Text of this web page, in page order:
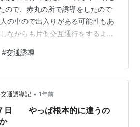
ので、赤丸の所で誘導をしたので
の車ので出入りがある可能性もあ
ながらも片側交互通行をするよう
らないのですが、今後もより良い
しながら誘導をおこないたいで
お祈りします。
#交通誘導
通誘導記 • 1年前
日 やっぱ根本的に違うの